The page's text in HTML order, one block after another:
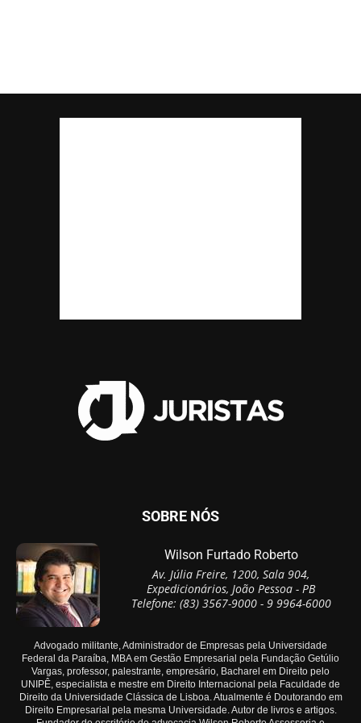
SOBRE NÓS
Wilson Furtado Roberto
Av. Júlia Freire, 1200, Sala 904,
Expedicionários, João Pessoa - PB
Telefone: (83) 3567-9000 - 9 9964-6000
Advogado militante, Administrador de Empresas pela Universidade
Federal da Paraíba, MBA em Gestão Empresarial pela Fundação Getúlio
Vargas, professor, palestrante, empresário, Bacharel em Direito pelo
UNIPÊ, especialista e mestre em Direito Internacional pela Faculdade de
Direito da Universidade Clássica de Lisboa. Atualmente é Doutorando em
Direito Empresarial pela mesma Universidade. Autor de livros e artigos.